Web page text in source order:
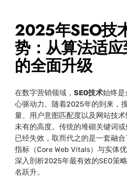
2025年SEO技
势：从算法适
的全面升级
在数字营销领域，SEO技术始终
心驱动力。随着2025年的到来，
量、用户意图匹配度以及网站技
未有的高度。传统的堆砌关键词
已经失效，取而代之的是一套融
指标（Core Web Vitals）与实体
深入剖析2025年最有效的SEO策
名跃升。